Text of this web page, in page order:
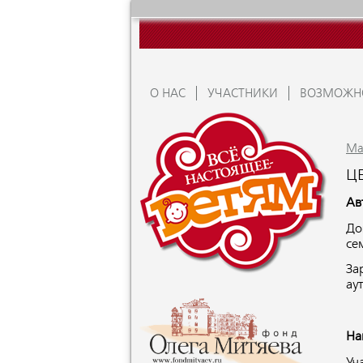
О НАС УЧАСТНИКИ